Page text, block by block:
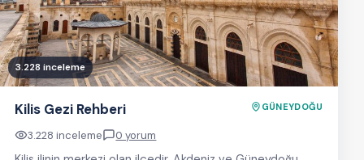
3.228 inceleme
Kilis Gezi Rehberi GÜNEYDOĞU
3.228 inceleme 0 yorum